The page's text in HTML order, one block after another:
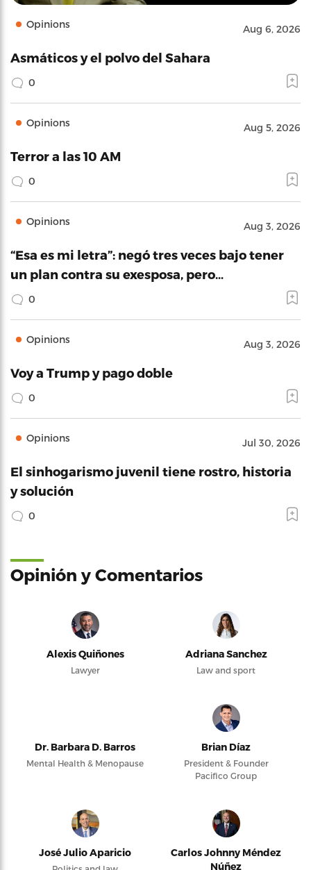
Opinions Aug 6, 2026
Asmáticos y el polvo del Sahara
0
Opinions Aug 5, 2026
Terror a las 10 AM
0
Opinions Aug 3, 2026
“Esa es mi letra”: negó tres veces bajo tener
un plan contra su exesposa, pero…
0
Opinions Aug 3, 2026
Voy a Trump y pago doble
0
Opinions Jul 30, 2026
El sinhogarismo juvenil tiene rostro, historia
y solución
0
Opinión y Comentarios
Alexis Quiñones
Lawyer
Adriana Sanchez
Law and sport
Dr. Barbara D. Barros
Mental Health & Menopause
Brian Díaz
President & Founder
Pacifico Group
José Julio Aparicio
Carlos Johnny Méndez
Núñez